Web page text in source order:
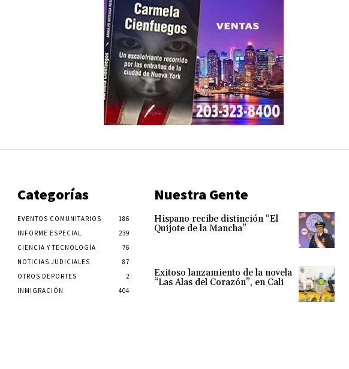
Categorías
EVENTOS COMUNITARIOS
186
INFORME ESPECIAL
239
CIENCIA Y TECNOLOGÍA
76
NOTICIAS JUDICIALES
87
OTROS DEPORTES
2
INMIGRACIÓN
404
Nuestra Gente
Hispano recibe distinción “El
Quijote de la Mancha”
Exitoso lanzamiento de la novela
“Las Alas del Corazón”, en Cali